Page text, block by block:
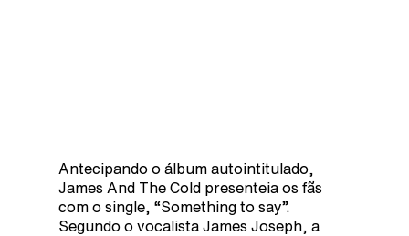
Antecipando o álbum autointitulado,
James And The Cold presenteia os fãs
com o single, “Something to say”.
Segundo o vocalista James Joseph, a